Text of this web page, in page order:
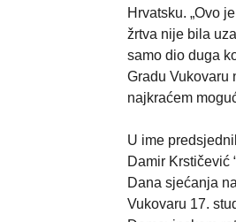
Hrvatsku. „Ovo
žrtva nije bila
samo dio duga
Gradu Vukovaru
najkraćem
U ime
Damir Krstičević
Dana sjećanja
Vukovaru 17.